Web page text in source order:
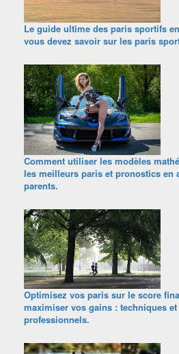
Le guide ultime des paris sportifs
vous devez savoir sur les paris
Comment utiliser les modèles
les meilleurs paris et pronostics en
parents.
Optimisez vos paris sur le score
maximiser vos gains : techniques
professionnels.